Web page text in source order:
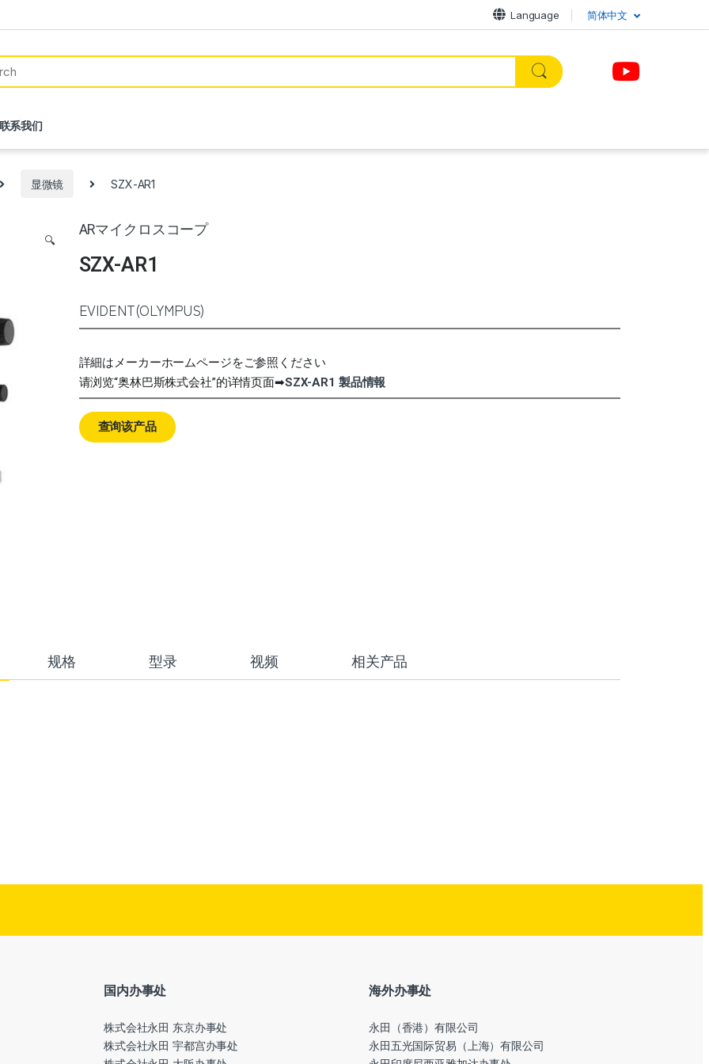
Language 简体中文
系我们
显微镜 SZX-AR1
🔍
ARマイクロスコープ
SZX-AR1
EVIDENT(OLYMPUS)
詳細はメーカーホームページをご参照ください
请浏览“奥林巴斯株式会社”的详情页面➡SZX-AR1 製品情報
查询该产品
规格 型录 视频 相关产品
国内办事处
株式会社永田 东京办事处
株式会社永田 宇都宫办事处
海外办事处
永田（香港）有限公司
永田五光国际贸易（上海）有限公司